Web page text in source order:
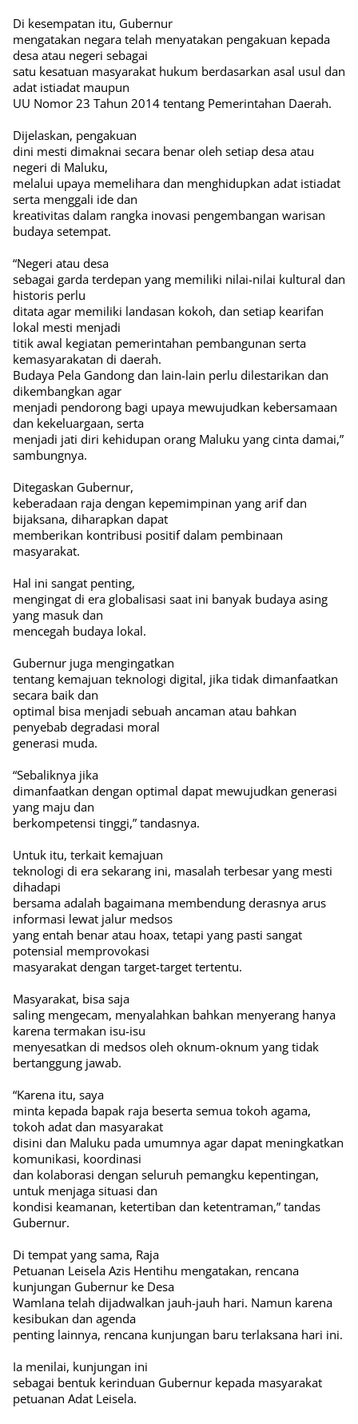
Di kesempatan itu, Gubernur
mengatakan negara telah menyatakan pengakuan kepada
desa atau negeri sebagai
satu kesatuan masyarakat hukum berdasarkan asal usul dan
adat istiadat maupun
UU Nomor 23 Tahun 2014 tentang Pemerintahan Daerah.
Dijelaskan, pengakuan
dini mesti dimaknai secara benar oleh setiap desa atau
negeri di Maluku,
melalui upaya memelihara dan menghidupkan adat istiadat
serta menggali ide dan
kreativitas dalam rangka inovasi pengembangan warisan
budaya setempat.
“Negeri atau desa
sebagai garda terdepan yang memiliki nilai-nilai kultural dan
historis perlu
ditata agar memiliki landasan kokoh, dan setiap kearifan
lokal mesti menjadi
titik awal kegiatan pemerintahan pembangunan serta
kemasyarakatan di daerah.
Budaya Pela Gandong dan lain-lain perlu dilestarikan dan
dikembangkan agar
menjadi pendorong bagi upaya mewujudkan kebersamaan
dan kekeluargaan, serta
menjadi jati diri kehidupan orang Maluku yang cinta damai,”
sambungnya.
Ditegaskan Gubernur,
keberadaan raja dengan kepemimpinan yang arif dan
bijaksana, diharapkan dapat
memberikan kontribusi positif dalam pembinaan
masyarakat.
Hal ini sangat penting,
mengingat di era globalisasi saat ini banyak budaya asing
yang masuk dan
mencegah budaya lokal.
Gubernur juga mengingatkan
tentang kemajuan teknologi digital, jika tidak dimanfaatkan
secara baik dan
optimal bisa menjadi sebuah ancaman atau bahkan
penyebab degradasi moral
generasi muda.
“Sebaliknya jika
dimanfaatkan dengan optimal dapat mewujudkan generasi
yang maju dan
berkompetensi tinggi,” tandasnya.
Untuk itu, terkait kemajuan
teknologi di era sekarang ini, masalah terbesar yang mesti
dihadapi
bersama adalah bagaimana membendung derasnya arus
informasi lewat jalur medsos
yang entah benar atau hoax, tetapi yang pasti sangat
potensial memprovokasi
masyarakat dengan target-target tertentu.
Masyarakat, bisa saja
saling mengecam, menyalahkan bahkan menyerang hanya
karena termakan isu-isu
menyesatkan di medsos oleh oknum-oknum yang tidak
bertanggung jawab.
“Karena itu, saya
minta kepada bapak raja beserta semua tokoh agama,
tokoh adat dan masyarakat
disini dan Maluku pada umumnya agar dapat meningkatkan
komunikasi, koordinasi
dan kolaborasi dengan seluruh pemangku kepentingan,
untuk menjaga situasi dan
kondisi keamanan, ketertiban dan ketentraman,” tandas
Gubernur.
Di tempat yang sama, Raja
Petuanan Leisela Azis Hentihu mengatakan, rencana
kunjungan Gubernur ke Desa
Wamlana telah dijadwalkan jauh-jauh hari. Namun karena
kesibukan dan agenda
penting lainnya, rencana kunjungan baru terlaksana hari ini.
Ia menilai, kunjungan ini
sebagai bentuk kerinduan Gubernur kepada masyarakat
petuanan Adat Leisela.